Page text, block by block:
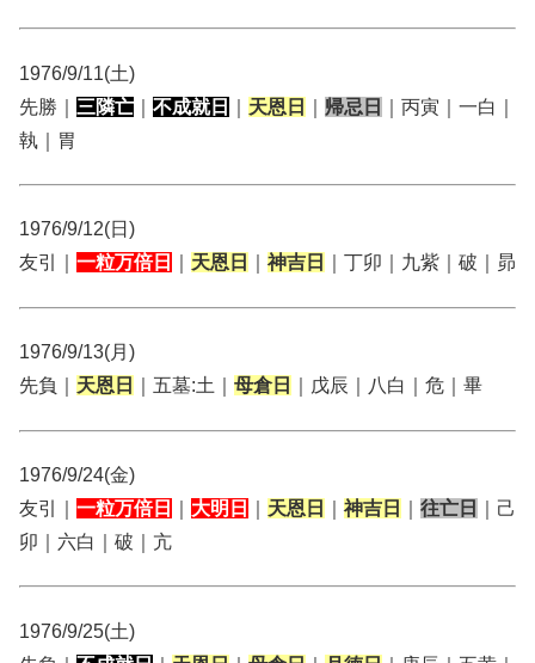
1976/9/11(土)
先勝｜ 三隣亡 不成就日 天恩日 帰忌日
｜丙寅｜一白｜
執｜胃
1976/9/12(日)
友引｜ 一粒万倍日 天恩日 神吉日 ｜丁卯｜九紫｜破｜昴
1976/9/13(月)
先負｜ 天恩日 ｜五墓:土｜ 母倉日 ｜戊辰｜八白｜危｜畢
1976/9/24(金)
友引｜ 一粒万倍日 大明日 天恩日 神吉日 往亡日
｜己
卯｜六白｜破｜亢
1976/9/25(土)